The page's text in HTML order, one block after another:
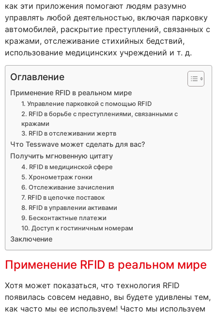
как эти приложения помогают людям разумно
управлять любой деятельностью, включая парковку
автомобилей, раскрытие преступлений, связанных с
кражами, отслеживание стихийных бедствий,
использование медицинских учреждений и т. д.
Оглавление
Применение RFID в реальном мире
1. Управление парковкой с помощью RFID
2. RFID в борьбе с преступлениями, связанными с
кражами
3. RFID в отслеживании жертв
Что Tesswave может сделать для вас?
Получить мгновенную цитату
4. RFID в медицинской сфере
5. Хронометраж гонки
6. Отслеживание зачисления
7. RFID в цепочке поставок
8. RFID в управлении активами
9. Бесконтактные платежи
10. Доступ к гостиничным номерам
Заключение
Применение RFID в реальном мире
Хотя может показаться, что технология RFID
появилась совсем недавно, вы будете удивлены тем,
как часто мы ее используем! Часто мы используем